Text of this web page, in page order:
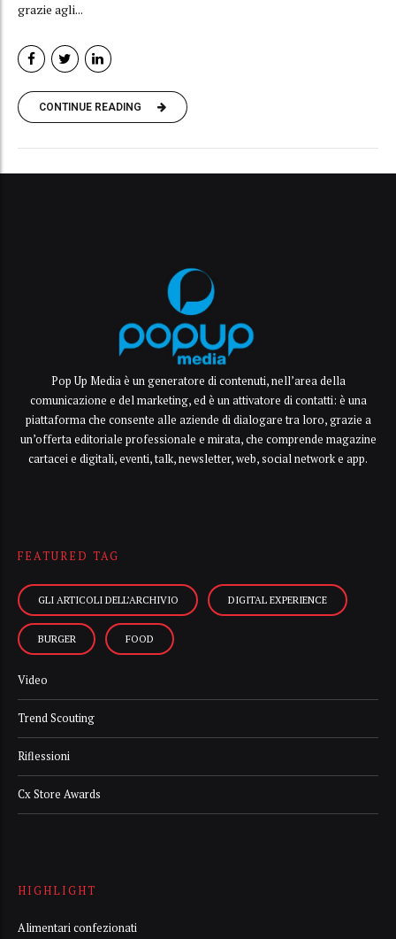
grazie agli...
CONTINUE READING
Pop Up Media è un generatore di contenuti, nell’area della
comunicazione e del marketing, ed è un attivatore di contatti: è una
piattaforma che consente alle aziende di dialogare tra loro, grazie a
un’offerta editoriale professionale e mirata, che comprende magazine
cartacei e digitali, eventi, talk, newsletter, web, social network e app.
FEATURED TAG
GLI ARTICOLI DELL’ARCHIVIO DIGITAL EXPERIENCE
BURGER FOOD
Video
Trend Scouting
Riflessioni
Cx Store Awards
HIGHLIGHT
Alimentari confezionati